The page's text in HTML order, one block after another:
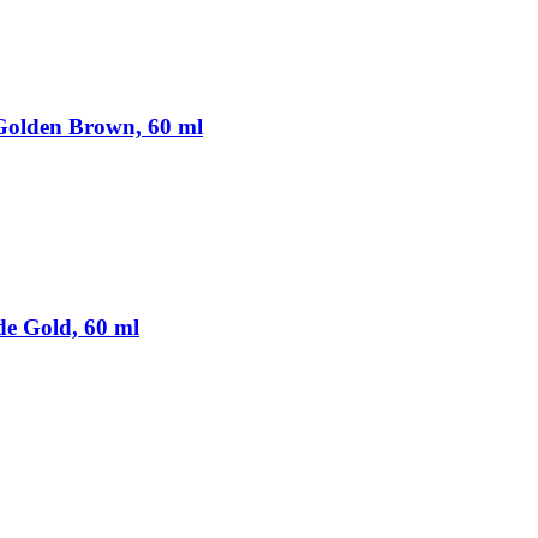
Brown, 60 ml
Gold, 60 ml